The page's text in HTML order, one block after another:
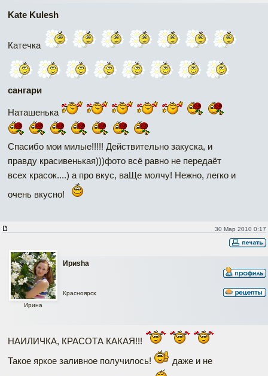
Kate Kulesh
Катечка
сангари
Наташенька
Спасибо мои милые!!!!! Действительно закуска, и
правду красивенькая)))фото всё равно не передаёт
всех красок....) а про вкус, ваЩе молчу! Нежно, легко и
очень вкусно!
30 Мар 2010 0:17
Ириshа
Ирина
Красноярск
НАИЛИЧКА, КРАСОТА КАКАЯ!!!
Такое яркое заливное получилось!
даже и не